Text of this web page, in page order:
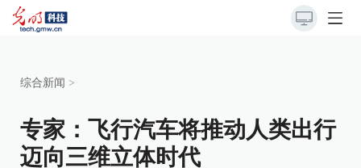
综合新闻 >
专家：飞行汽车将推动人类出行
迈向三维立体时代